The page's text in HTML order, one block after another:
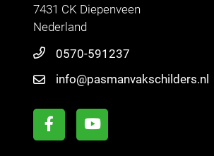
7431 CK Diepenveen
Nederland
0570-591237
info@pasmanvakschilders.nl